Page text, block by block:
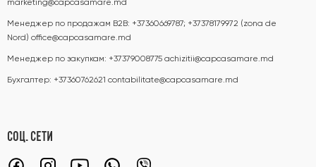
marketing@capcasamare.md
Менеджер по продажам B2B: +37360669787; +37378179972 (zona de
Nord) office@capcasamare.md
Менеджер по закупкам: +37379008775 achizitii@capcasamare.md
Бухгалтер: +37360762621 contabilitate@capcasamare.md
СОЦ. СЕТИ